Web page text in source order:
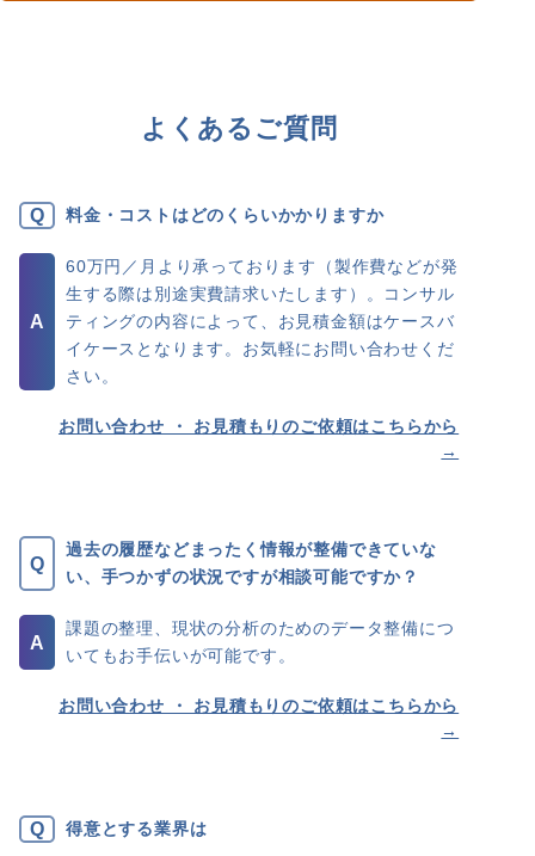
よくあるご質問
料金・コストはどのくらいかかりますか
60万円／月より承っております（製作費などが発
生する際は別途実費請求いたします）。コンサル
ティングの内容によって、お見積金額はケースバ
イケースとなります。お気軽にお問い合わせくだ
さい。
お問い合わせ ・ お見積もりのご依頼はこちらから
→
過去の履歴などまったく情報が整備できていな
い、手つかずの状況ですが相談可能ですか？
課題の整理、現状の分析のためのデータ整備につ
いてもお手伝いが可能です。
お問い合わせ ・ お見積もりのご依頼はこちらから
→
得意とする業界は